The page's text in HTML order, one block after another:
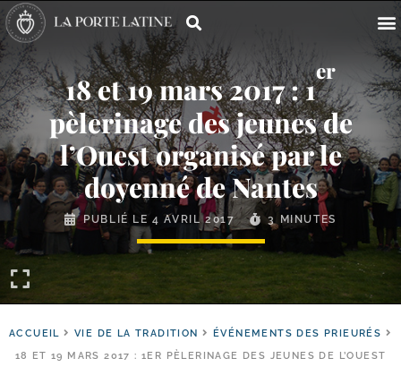
18 et 19 mars 2017 : 1
er
pèlerinage des jeunes de
l’Ouest organisé par le
doyenné de Nantes
PUBLIÉ LE4 AVRIL 2017 3 MINUTES
ACCUEIL VIE DE LA TRADITION
ÉVÉNEMENTS DES PRIEURÉS
18 ET 19 MARS 2017 : 1ER PÈLERINAGE DES JEUNES DE L’OUEST